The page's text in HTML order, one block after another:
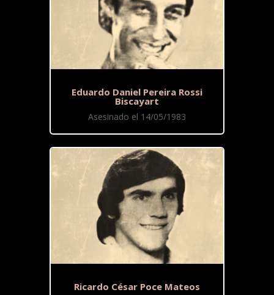
Eduardo Daniel Pereira Rossi
Biscayart
Asesinado el 14/05/1983
Ricardo César Poce Mateos